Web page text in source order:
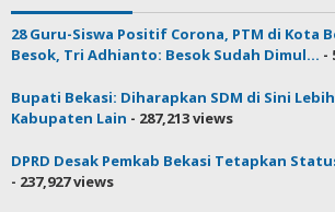
28 Guru-Siswa Positif Corona, PTM di Kota
Besok, Tri Adhianto: Besok Sudah Dimul... -
Bupati Bekasi: Diharapkan SDM di Sini
Kabupaten Lain - 287,213 views
DPRD Desak Pemkab Bekasi Tetapkan
- 237,927 views